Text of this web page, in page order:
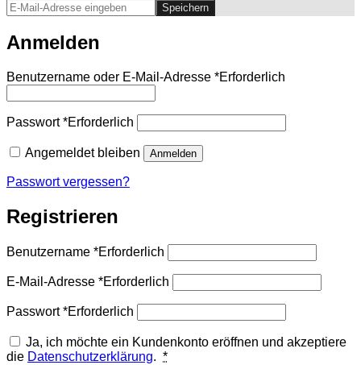
Speichern
Anmelden
Benutzername oder E-Mail-Adresse *Erforderlich
Passwort*Erforderlich
Angemeldet bleiben Anmelden
Passwort vergessen?
Registrieren
Benutzername *Erforderlich
E-Mail-Adresse *Erforderlich
Passwort*Erforderlich
Ja, ich möchte ein Kundenkonto eröffnen und akzeptiere
die Datenschutzerklärung. *